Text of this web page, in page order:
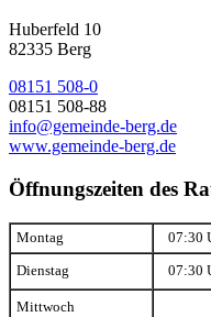
Huberfeld 10
82335 Berg
08151 508-0
08151 508-88
info@gemeinde-berg.de
www.gemeinde-berg.de
Öffnungszeiten des
Montag 07:30
Dienstag 07:30
Mittwoch